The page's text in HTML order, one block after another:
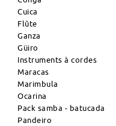
Cuica
Flûte
Ganza
Güiro
Instruments à cordes
Maracas
Marimbula
Ocarina
Pack samba - batucada
Pandeiro